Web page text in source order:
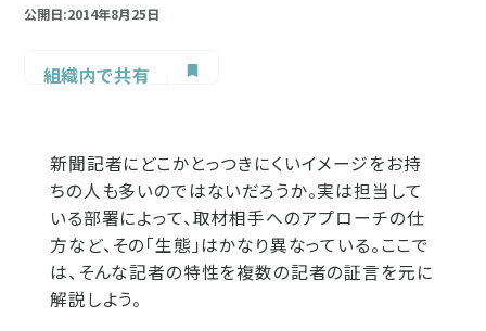
公開日:2014年8月25日
組織内で共有
新聞記者にどこかとっつきにくいイメージをお持
ちの人も多いのではないだろうか。実は担当して
いる部署によって、取材相手へのアプローチの仕
方など、その「生態」はかなり異なっている。ここで
は、そんな記者の特性を複数の記者の証言を元に
解説しよう。